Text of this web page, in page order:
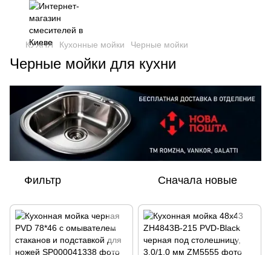
КУХНЯ Кухонные мойки Черные мойки
Черные мойки для кухни
Фильтр Сначала новые